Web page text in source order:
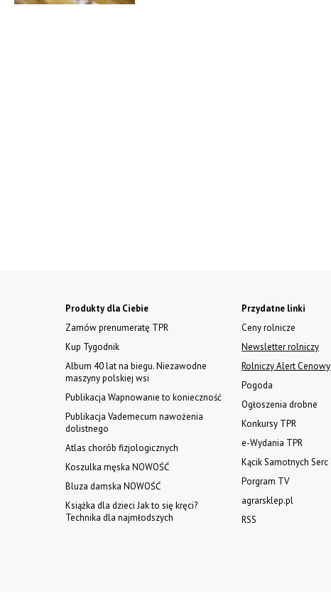
Produkty dla Ciebie
Zamów prenumeratę TPR
Kup Tygodnik
Album 40 lat na biegu. Niezawodne
maszyny polskiej wsi
Publikacja Wapnowanie to konieczność
Publikacja Vademecum nawożenia
dolistnego
Atlas chorób fizjologicznych
Koszulka męska NOWOŚĆ
Bluza damska NOWOŚĆ
Książka dla dzieci Jak to się kręci?
Technika dla najmłodszych
Przydatne linki
Ceny rolnicze
Newsletter rolniczy
Rolniczy Alert Cenowy
Pogoda
Ogłoszenia drobne
Konkursy TPR
e-Wydania TPR
Kącik Samotnych Serc
Porgram TV
agrarsklep.pl
RSS